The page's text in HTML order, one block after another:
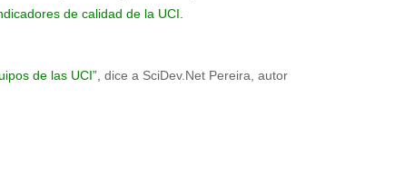
de calidad de la UCI.
de las UCI”, dice a SciDev.Net Pereira, autor